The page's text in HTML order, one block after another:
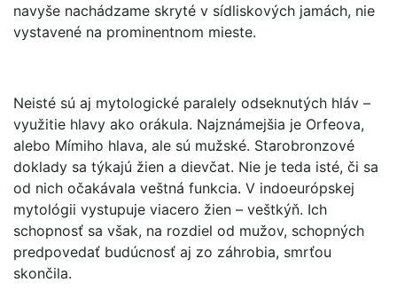
navyše nachádzame skryté v sídliskových jamách, nie
vystavené na prominentnom mieste.
Neisté sú aj mytologické paralely odseknutých hláv –
využitie hlavy ako orákula. Najznámejšia je Orfeova,
alebo Mímiho hlava, ale sú mužské. Starobronzové
doklady sa týkajú žien a dievčat. Nie je teda isté, či sa
od nich očakávala veštná funkcia. V indoeurópskej
mytológii vystupuje viacero žien – veštkýň. Ich
schopnosť sa však, na rozdiel od mužov, schopných
predpovedať budúcnosť aj zo záhrobia, smrťou
skončila.